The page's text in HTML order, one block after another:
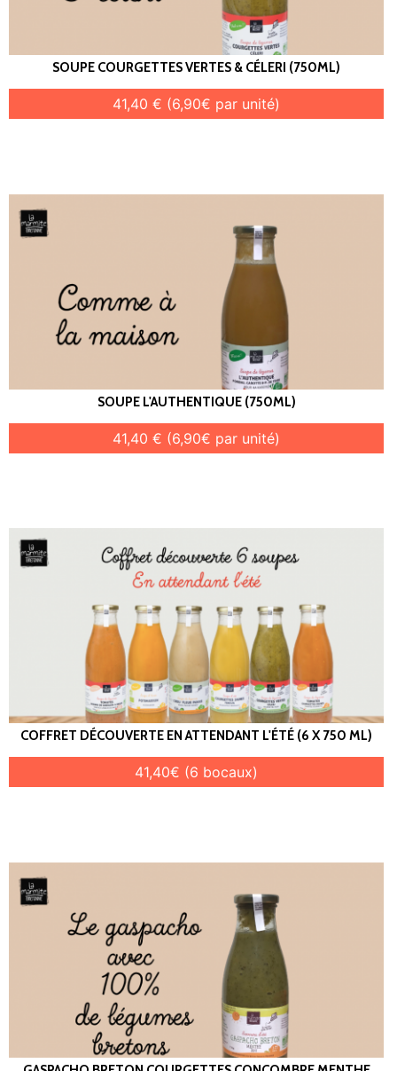
SOUPE COURGETTES VERTES & CÉLERI (750ML)
41,40 € (6,90€ par unité)
SOUPE L'AUTHENTIQUE (750ML)
41,40 € (6,90€ par unité)
COFFRET DÉCOUVERTE EN ATTENDANT L'ÉTÉ (6 X 750 ML)
41,40€ (6 bocaux)